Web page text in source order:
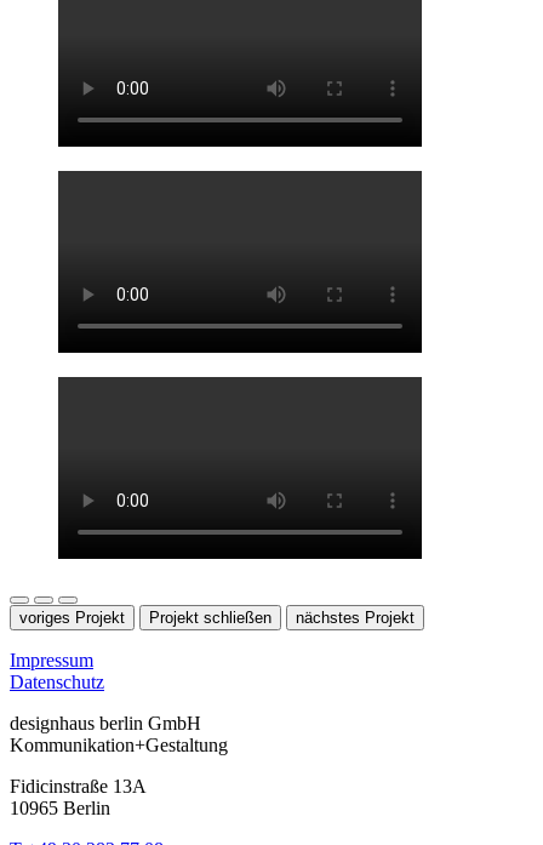
voriges Projekt Projekt schließen nächstes Projekt
Impressum
Datenschutz
designhaus berlin GmbH
Kommunikation+Gestaltung
Fidicinstraße 13A
10965 Berlin